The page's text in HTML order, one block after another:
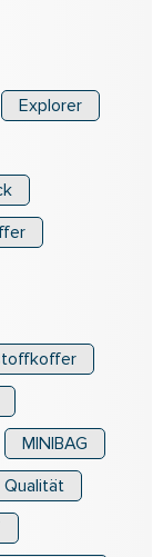
Explorer
MINIBAG
Qualität